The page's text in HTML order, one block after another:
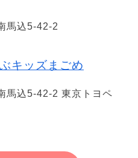
馬込5-42-2
キッズまごめ
馬込5-42-2 東京トヨペ